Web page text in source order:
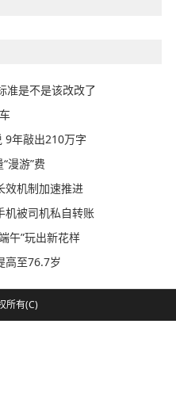
准是不是该改改了
9年敲出210万字
漫游”费
效机制加速推进
机被司机私自转账
午”玩出新花样
高至76.7岁
所有(C)